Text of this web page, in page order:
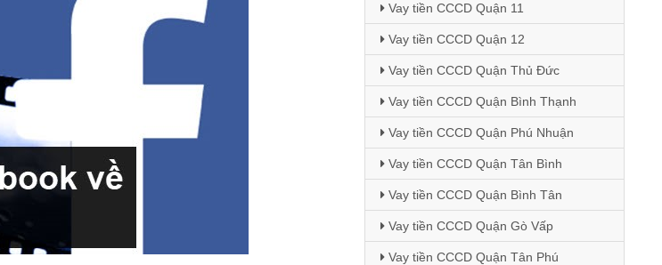
Vay tiền CCCD Quận 11
Vay tiền CCCD Quận 12
Vay tiền CCCD Quận Thủ Đức
Vay tiền CCCD Quận Bình Thạnh
Vay tiền CCCD Quận Phú Nhuận
Vay tiền CCCD Quận Tân Bình
Vay tiền CCCD Quận Bình Tân
Vay tiền CCCD Quận Gò Vấp
Vay tiền CCCD Quận Tân Phú